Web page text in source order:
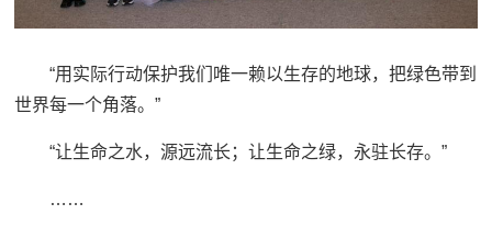
“用实际行动保护我们唯一赖以生存的地球，把绿色带到
世界每一个角落。”
“让生命之水，源远流长；让生命之绿，永驻长存。”
……